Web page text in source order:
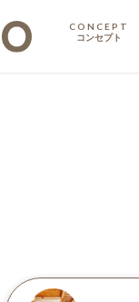
CONCEPT
コンセプト